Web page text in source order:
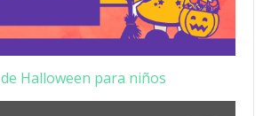
Halloween para niños